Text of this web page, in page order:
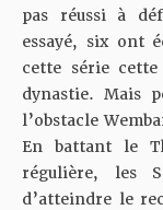
pas réussi à
essayé, six ont
cette série
dynastie. Mais
l’obstacle
En battant le
régulière, les
d’atteindre le